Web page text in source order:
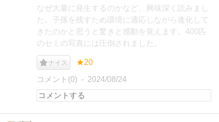
なぜ大量に発生するのかなど、興味深く読みまし
た。子孫を残すため環境に適応しながら進化して
きたのかと思うと驚きと感動を覚えます。400匹
のセミの写真には圧倒されました。
ナイス ★20
コメント(0) 2024/08/24